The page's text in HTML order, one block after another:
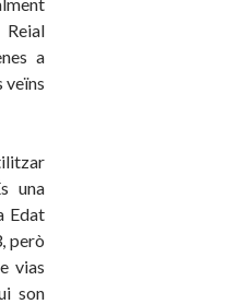
a
veïns
una
Edat
però
vias
son